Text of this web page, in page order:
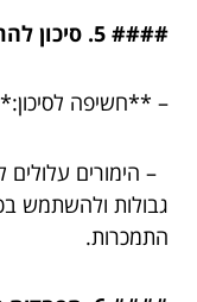
#### 5. סיכון להתמכרות
– **חשיפה
– הימורים
גבולות ולהשתמש
התמכרות.